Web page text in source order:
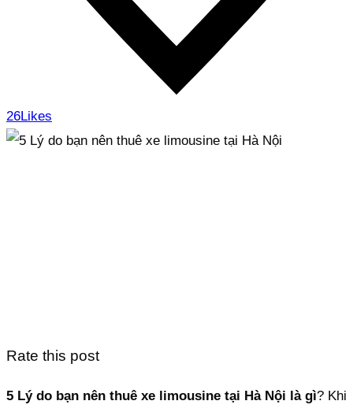
26Likes
Rate this post
5 Lý do bạn nên thuê xe limousine tại Hà Nội là gì? Khi